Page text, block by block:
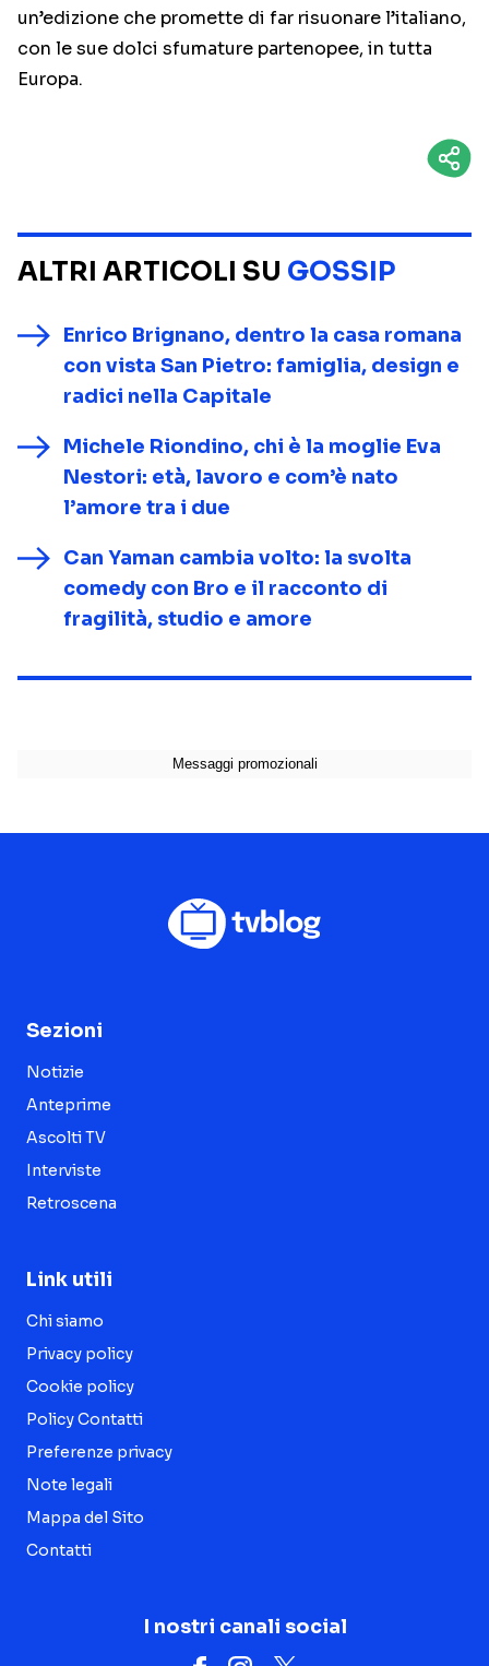
un’edizione che promette di far risuonare l’italiano,
con le sue dolci sfumature partenopee, in tutta
Europa.
ALTRI ARTICOLI SU GOSSIP
Enrico Brignano, dentro la casa romana
con vista San Pietro: famiglia, design e
radici nella Capitale
Michele Riondino, chi è la moglie Eva
Nestori: età, lavoro e com’è nato
l’amore tra i due
Can Yaman cambia volto: la svolta
comedy con Bro e il racconto di
fragilità, studio e amore
Sezioni
Notizie
Anteprime
Ascolti TV
Interviste
Retroscena
Link utili
Chi siamo
Privacy policy
Cookie policy
Policy Contatti
Preferenze privacy
Note legali
Mappa del Sito
Contatti
I nostri canali social